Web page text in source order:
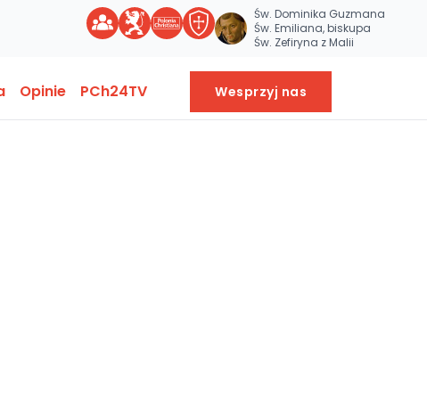
Św. Dominika Guzmana
Św. Emiliana, biskupa
Św. Zefiryna z Malii
Opinie PCh24TV Wesprzyj nas